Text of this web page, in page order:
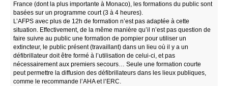
France (dont la plus importante à Monaco), les formations du public sont
basées sur un programme court (3 à 4 heures).
L’AFPS avec plus de 12h de formation n’est pas adaptée à cette
situation. Effectivement, de la même manière qu’il n’est pas question de
faire suivre au public une formation de pompier pour utiliser un
extincteur, le public présent (travaillant) dans un lieu où il y a un
défibrillateur doit être formé à l’utilisation de celui-ci, et pas
nécessairement aux premiers secours… Seule une formation courte
peut permettre la diffusion des défibrillateurs dans les lieux publiques,
comme le recommande l’AHA et l’ERC.